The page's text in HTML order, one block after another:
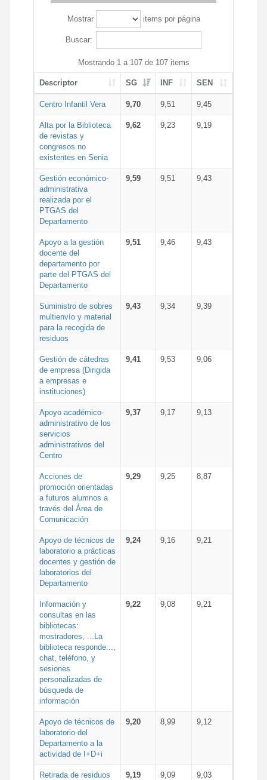
Mostrar items por página
Buscar:
Mostrando 1 a 107 de 107 items
Descriptor SG INF SEN
Centro Infantil Vera 9,70 9,51 9,45
Alta por la Biblioteca
de revistas y
congresos no
existentes en Senia
9,62 9,23 9,19
Gestión económico-
administrativa
realizada por el
PTGAS del
Departamento
9,59 9,51 9,43
Apoyo a la gestión
docente del
departamento por
parte del PTGAS del
Departamento
9,51 9,46 9,43
Suministro de sobres
multienvío y material
para la recogida de
residuos
9,43 9,34 9,39
Gestión de cátedras
de empresa (Dirigida
a empresas e
instituciones)
9,41 9,53 9,06
Apoyo académico-
administrativo de los
servicios
administrativos del
Centro
9,37 9,17 9,13
Acciones de
promoción orientadas
a futuros alumnos a
través del Área de
Comunicación
9,29 9,25 8,87
Apoyo de técnicos de
laboratorio a prácticas
docentes y gestión de
laboratorios del
Departamento
9,24 9,16 9,21
Información y
consultas en las
bibliotecas:
mostradores, ...La
biblioteca responde...,
chat, teléfono, y
sesiones
personalizadas de
búsqueda de
información
9,22 9,08 9,21
Apoyo de técnicos de
laboratorio del
Departamento a la
actividad de I+D+i
9,20 8,99 9,12
Retirada de residuos
9,19 9,09 9,03